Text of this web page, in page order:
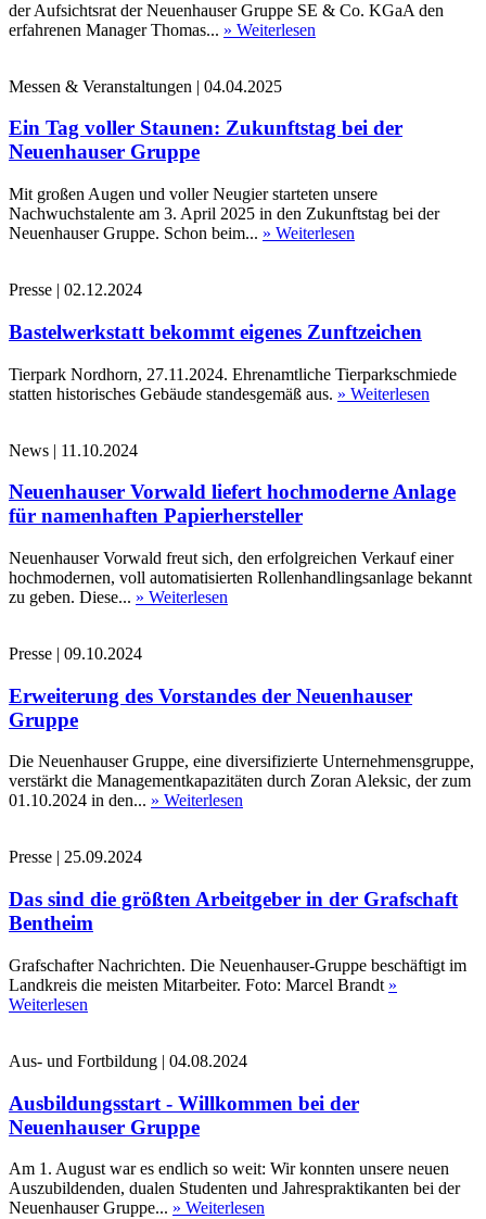
der Aufsichtsrat der Neuenhauser Gruppe SE & Co. KGaA den
erfahrenen Manager Thomas... » Weiterlesen
Messen & Veranstaltungen | 04.04.2025
Ein Tag voller Staunen: Zukunftstag bei der
Neuenhauser Gruppe
Mit großen Augen und voller Neugier starteten unsere
Nachwuchstalente am 3. April 2025 in den Zukunftstag bei der
Neuenhauser Gruppe. Schon beim... » Weiterlesen
Presse | 02.12.2024
Bastelwerkstatt bekommt eigenes Zunftzeichen
Tierpark Nordhorn, 27.11.2024. Ehrenamtliche Tierparkschmiede
statten historisches Gebäude standesgemäß aus. » Weiterlesen
News | 11.10.2024
Neuenhauser Vorwald liefert hochmoderne Anlage
für namenhaften Papierhersteller
Neuenhauser Vorwald freut sich, den erfolgreichen Verkauf einer
hochmodernen, voll automatisierten Rollenhandlingsanlage bekannt
zu geben. Diese... » Weiterlesen
Presse | 09.10.2024
Erweiterung des Vorstandes der Neuenhauser
Gruppe
Die Neuenhauser Gruppe, eine diversifizierte Unternehmensgruppe,
verstärkt die Managementkapazitäten durch Zoran Aleksic, der zum
01.10.2024 in den... » Weiterlesen
Presse | 25.09.2024
Das sind die größten Arbeitgeber in der Grafschaft
Bentheim
Grafschafter Nachrichten. Die Neuenhauser-Gruppe beschäftigt im
Landkreis die meisten Mitarbeiter. Foto: Marcel Brandt »
Weiterlesen
Aus- und Fortbildung | 04.08.2024
Ausbildungsstart - Willkommen bei der
Neuenhauser Gruppe
Am 1. August war es endlich so weit: Wir konnten unsere neuen
Auszubildenden, dualen Studenten und Jahrespraktikanten bei der
Neuenhauser Gruppe... » Weiterlesen